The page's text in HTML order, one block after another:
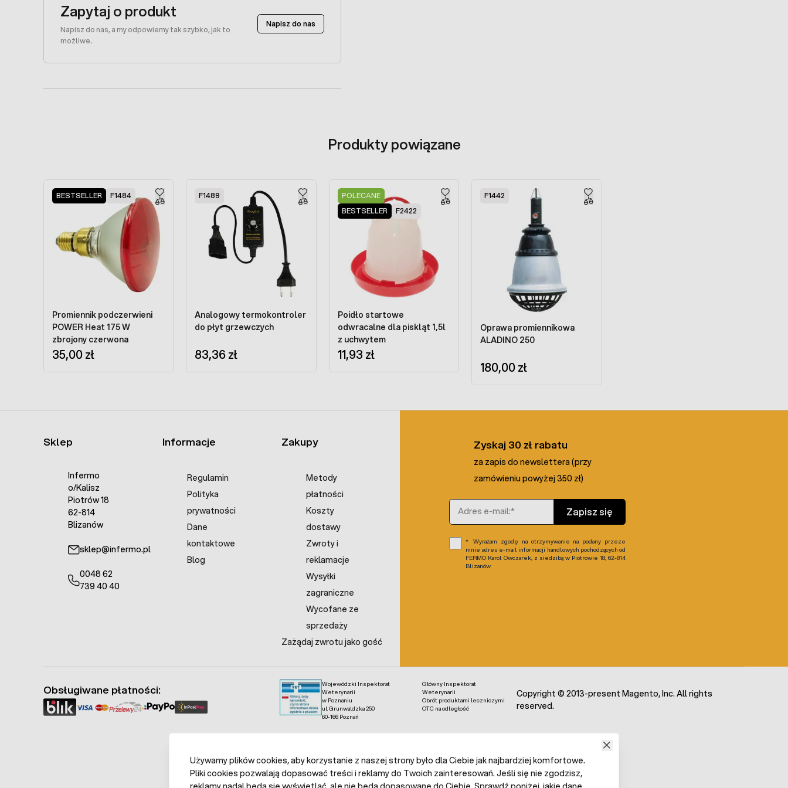
Zapytaj o produkt
Napisz do nas, a my odpowiemy tak szybko, jak to
możliwe.
Napisz do nas
Produkty powiązane
BESTSELLER F1484
Promiennik podczerwieni
POWER Heat 175 W
zbrojony czerwona
35,00 zł
F1489
Analogowy termokontroler
do płyt grzewczych
83,36 zł
POLECANE
BESTSELLER
F2422
Poidło startowe
odwracalne dla piskląt 1,5l
z uchwytem
11,93 zł
F1442
Oprawa promiennikowa
ALADINO 250
180,00 zł
Sklep
Infermo
o/Kalisz
Piotrów 18
62-814
Blizanów
sklep@infermo.pl
0048 62
739 40 40
Informacje
Regulamin
Polityka
prywatności
Dane
kontaktowe
Blog
Zakupy
Metody
płatności
Koszty
dostawy
Zwroty i
reklamacje
Wysyłki
zagraniczne
Wycofane ze
sprzedaży
Zażądaj zwrotu jako gość
Zyskaj 30 zł rabatu
za zapis do newslettera (przy
zamówieniu powyżej 350 zł)
Adres e-mail
Zapisz się
Wyrażam zgodę na otrzymywanie na podany przeze
mnie adres e-mail informacji handlowych pochodzących od
FERMO Karol Owczarek, z siedzibą w Piotrowie 18, 62-814
Blizanów.
Wojewódzki Inspektorat
Weterynarii
w Poznaniu
ul. Grunwaldzka 250
60-166 Poznań
Główny Inspektorat
Weterynarii
Obrót produktami leczniczymi
OTC na odległość
Obsługiwane płatności:
Copyright © 2013-present Magento, Inc. All rights
reserved.
Używamy plików cookies, aby korzystanie z naszej strony było dla Ciebie jak najbardziej komfortowe.
Pliki cookies pozwalają dopasować treści i reklamy do Twoich zainteresowań. Jeśli się nie zgodzisz,